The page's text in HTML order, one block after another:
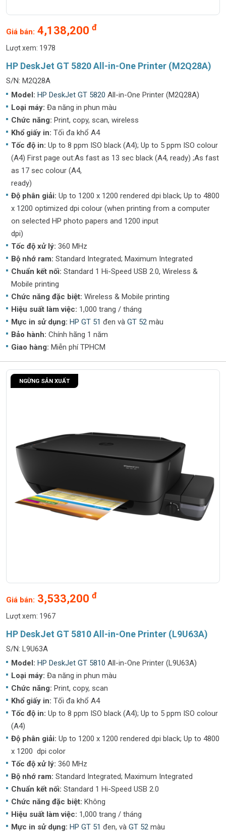
Tên sản phẩm:HP GT52 Magenta Original Ink Bottle
Mã sản phẩm:M0H55AA
based
Dung tích:70 ml
Hiệu suất in:
ISO/IEC)
Thương hiệu:HP – Hewlett-Packard
Tương thích với các dòng máy:
HP Ink Tank 310, 315, 319, 410, 415, 419
HP Smart Tank 500, 515, 530, 615, 720, 750, 790,
795
HP DeskJet GT 5810, GT 5820
4. Đối tượng sử dụng
🏢Doanh nghiệp, văn phòng làm việc hiện đạicần in
tài liệu màu, thiết kế marketing, báo cáo.
🎨
chính xác, chuyên nghiệp.
🏫 Trường học, trung tâm đào tạosử dụng để in tài
liệu học tập, sơ đồ, bài giảng màu.
🏠 Người dùng cá nhân, hộ gia đình
liệu cá nhân chất lượng cao.
5. Liên hệ tư vấn & mua hàng chính hãng
Bạn đang tìm kiếm mực in HP GT52 Magenta (M0H55AA)
chính hãng, giá tốt, giao hàng nhanh và tư vấn tận tình?
📞Hotline tư vấn & đặt hàng: 0903 383 054
cá nhân và doanh nghiệp của bạn!
HP DeskJet GT 5820 All-in-One Printer (M2Q28A)
S/N: M2Q28A
Model: HP DeskJet GT 5820 All-in-One Printer (M2Q28A)
Loại máy: Đa năng in phun màu
Chức năng: Print, copy, scan, wireless
Khổ giấy in: Tối đa khổ A4
Tốc độ in: Up to 8 ppm ISO black (A4); Up to 5 ppm ISO colour
(A4) First page out:As fast as 13 sec black (A4, ready) ;As fast
as 17 sec colour (A4,
ready)
Độ phân giải: Up to 1200 x 1200 rendered dpi black; Up to 4800
x 1200 optimized dpi colour (when printing from a computer
on selected HP photo papers and 1200 input
dpi)
Tốc độ xử lý: 360 MHz
Bộ nhớ ram: Standard Integrated; Maximum Integrated
Chuẩn kết nối: Standard 1 Hi-Speed USB 2.0, Wireless &
Mobile printing
Chức năng đặc biệt: Wireless & Mobile printing
Hiệu suất làm việc: 1,000 trang / tháng
Mực in sử dụng: HP GT 51 đen và GT 52 màu
Bảo hành: Chính hãng 1 năm
Giao hàng: Miễn phí TPHCM
Giá bán: 4,138,200 đ
Lượt xem: 1978
NGỪNG SẢN XUẤT
HP DeskJet GT 5810 All-in-One Printer (L9U63A)
S/N: L9U63A
Model: HP DeskJet GT 5810 All-in-One Printer (L9U63A)
Loại máy: Đa năng in phun màu
Chức năng: Print, copy, scan
Khổ giấy in: Tối đa khổ A4
Tốc độ in: Up to 8 ppm ISO black (A4); Up to 5 ppm ISO colour
(A4)
Độ phân giải: Up to 1200 x 1200 rendered dpi black; Up to 4800
x 1200 dpi color
Tốc độ xử lý: 360 MHz
Bộ nhớ ram: Standard Integrated; Maximum Integrated
Chuẩn kết nối: Standard 1 Hi-Speed USB 2.0
Chức năng đặc biệt: Không
Hiệu suất làm việc: 1,000 trang / tháng
Mực in sử dụng: HP GT 51 đen, và GT 52 màu
Giá bán: 3,533,200 đ
Lượt xem: 1967